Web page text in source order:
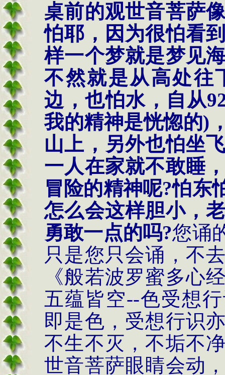
桌前的观世音菩萨
怕耶，因为很怕看
样一个梦就是梦见
不然就是从高处往
边，也怕水，自从
我的精神是恍惚的)
山上，另外也怕坐
一人在家就不敢睡
冒险的精神呢?怕东
怎么会这样胆小，
勇敢一点的吗?您诵
只是您只会诵，不
《般若波罗蜜多心
五蕴皆空--色受想
即是色，受想行识
不生不灭，不垢不
世音菩萨眼睛会动